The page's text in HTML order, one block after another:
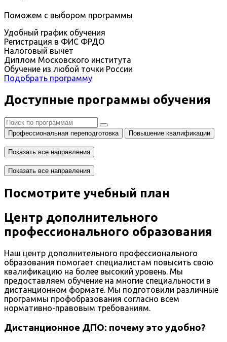
Поможем с выбором программы
Удобный график обучения
Регистрация в ФИС ФРДО
Налоговый вычет
Диплом Московского института
Обучение из любой точки России
Подобрать программу
Доступные программы обучения
Профессиональная переподготовка Повышение квалификации
Показать все направления
Показать все направления
Посмотрите учебный план
Центр дополнительного
профессионального образования
Наш центр дополнительного профессионального
образования помогает специалистам повысить свою
квалификацию на более высокий уровень. Мы
предоставляем обучение на многие специальности в
дистанционном формате. Мы подготовили различные
программы профобразования согласно всем
нормативно-правовым требованиям.
Дистанционное ДПО: почему это удобно?